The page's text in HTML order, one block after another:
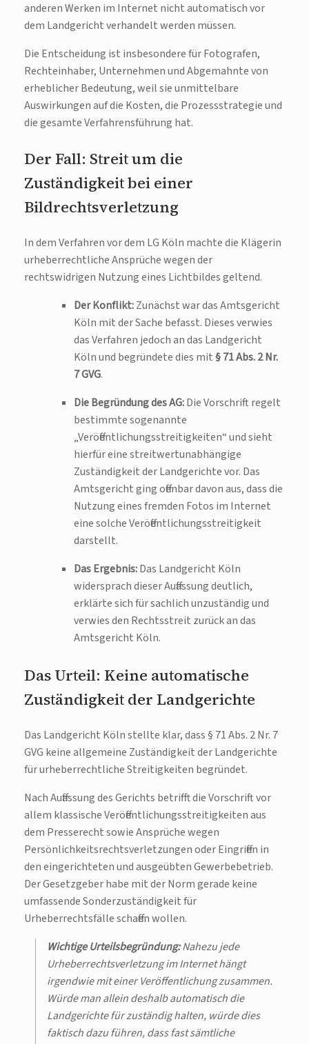
anderen Werken im Internet nicht automatisch vor
dem Landgericht verhandelt werden müssen.
Die Entscheidung ist insbesondere für Fotografen,
Rechteinhaber, Unternehmen und Abgemahnte von
erheblicher Bedeutung, weil sie unmittelbare
Auswirkungen auf die Kosten, die Prozessstrategie und
die gesamte Verfahrensführung hat.
Der Fall: Streit um die
Zuständigkeit bei einer
Bildrechtsverletzung
In dem Verfahren vor dem LG Köln machte die Klägerin
urheberrechtliche Ansprüche wegen der
rechtswidrigen Nutzung eines Lichtbildes geltend.
Der Konflikt:Zunächst war das Amtsgericht
Köln mit der Sache befasst. Dieses verwies
das Verfahren jedoch an das Landgericht
Köln und begründete dies mit§ 71 Abs. 2 Nr.
7 GVG.
Die Begründung des AG:Die Vorschrift regelt
bestimmte sogenannte
„Veröffentlichungsstreitigkeiten“ und sieht
hierfür eine streitwertunabhängige
Zuständigkeit der Landgerichte vor. Das
Amtsgericht ging offenbar davon aus, dass die
Nutzung eines fremden Fotos im Internet
eine solche Veröffentlichungsstreitigkeit
darstellt.
Das Ergebnis:Das Landgericht Köln
widersprach dieser Auffassung deutlich,
erklärte sich für sachlich unzuständig und
verwies den Rechtsstreit zurück an das
Amtsgericht Köln.
Das Urteil: Keine automatische
Zuständigkeit der Landgerichte
Das Landgericht Köln stellte klar, dass § 71 Abs. 2 Nr. 7
GVG keine allgemeine Zuständigkeit der Landgerichte
für urheberrechtliche Streitigkeiten begründet.
Nach Auffassung des Gerichts betrifft die Vorschrift vor
allem klassische Veröffentlichungsstreitigkeiten aus
dem Presserecht sowie Ansprüche wegen
Persönlichkeitsrechtsverletzungen oder Eingriffen in
den eingerichteten und ausgeübten Gewerbebetrieb.
Der Gesetzgeber habe mit der Norm gerade keine
umfassende Sonderzuständigkeit für
Urheberrechtsfälle schaffen wollen.
Wichtige Urteilsbegründung:Nahezu jede
Urheberrechtsverletzung im Internet hängt
irgendwie mit einer Veröffentlichung zusammen.
Würde man allein deshalb automatisch die
Landgerichte für zuständig halten, würde dies
faktisch dazu führen, dass fast sämtliche